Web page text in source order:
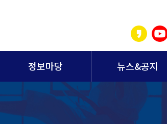
정보마당 뉴스&공지